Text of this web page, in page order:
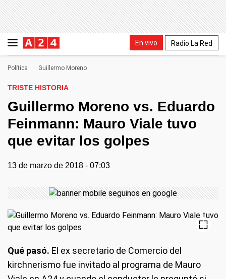
En vivo Radio La Red
Política Guillermo Moreno
TRISTE HISTORIA
Guillermo Moreno vs. Eduardo
Feinmann: Mauro Viale tuvo
que evitar los golpes
13 de marzo de 2018 - 07:03
Qué pasó. El ex secretario de Comercio del
kirchnerismo fue invitado al programa de Mauro